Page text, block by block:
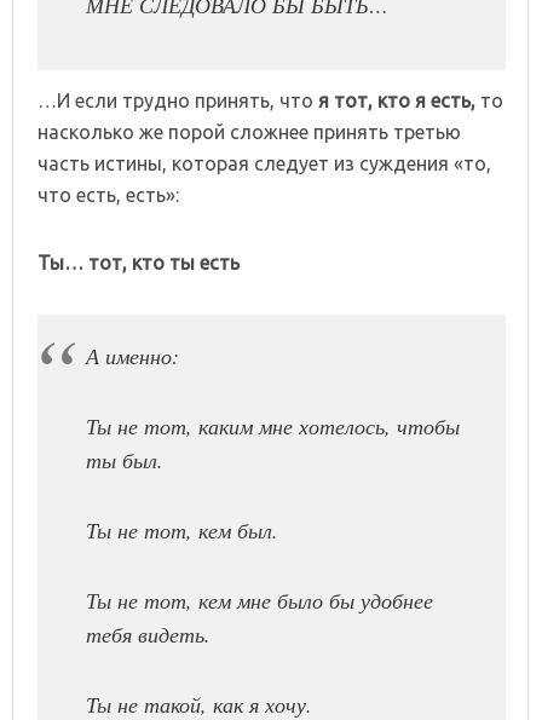
…И если трудно принять, что я тот, кто я есть, то
насколько же порой сложнее принять третью
часть истины, которая следует из суждения «то,
что есть, есть»:
Ты… тот, кто ты есть
А именно:
Ты не тот, каким мне хотелось, чтобы
ты был.
Ты не тот, кем был.
Ты не тот, кем мне было бы удобнее
тебя видеть.
Ты не такой, как я хочу.